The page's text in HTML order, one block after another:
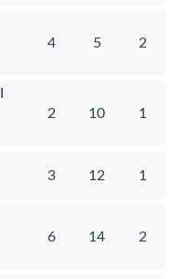
4 5 2
2 10 1
3 12 1
6 14 2